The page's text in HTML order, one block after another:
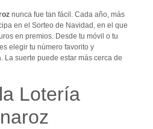
nunca fue tan fácil. Cada año, más
en el Sorteo de Navidad, en el que
en premios. Desde tu móvil o tu
elegir tu número favorito y
La suerte puede estar más cerca de
Lotería